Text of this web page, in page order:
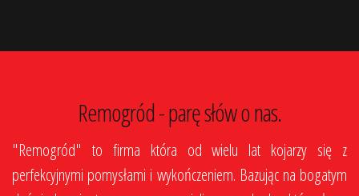
Remogród - parę słów o nas.
"Remogród" to firma która od wielu lat kojarzy się z
perfekcyjnymi pomysłami i wykończeniem. Bazując na bogatym